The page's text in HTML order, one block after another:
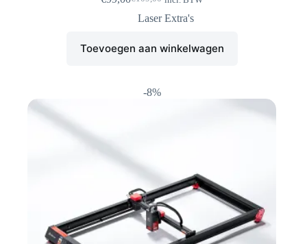
Oorspronkelijke
prijs
€109,00.
Huidige
prijs
Laser Extra's
Toevoegen aan winkelwagen
-8%